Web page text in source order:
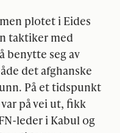
plotet i Eides
taktiker med
benytte seg av
det afghanske
På et tidspunkt
på vei ut, fikk
leder i Kabul og